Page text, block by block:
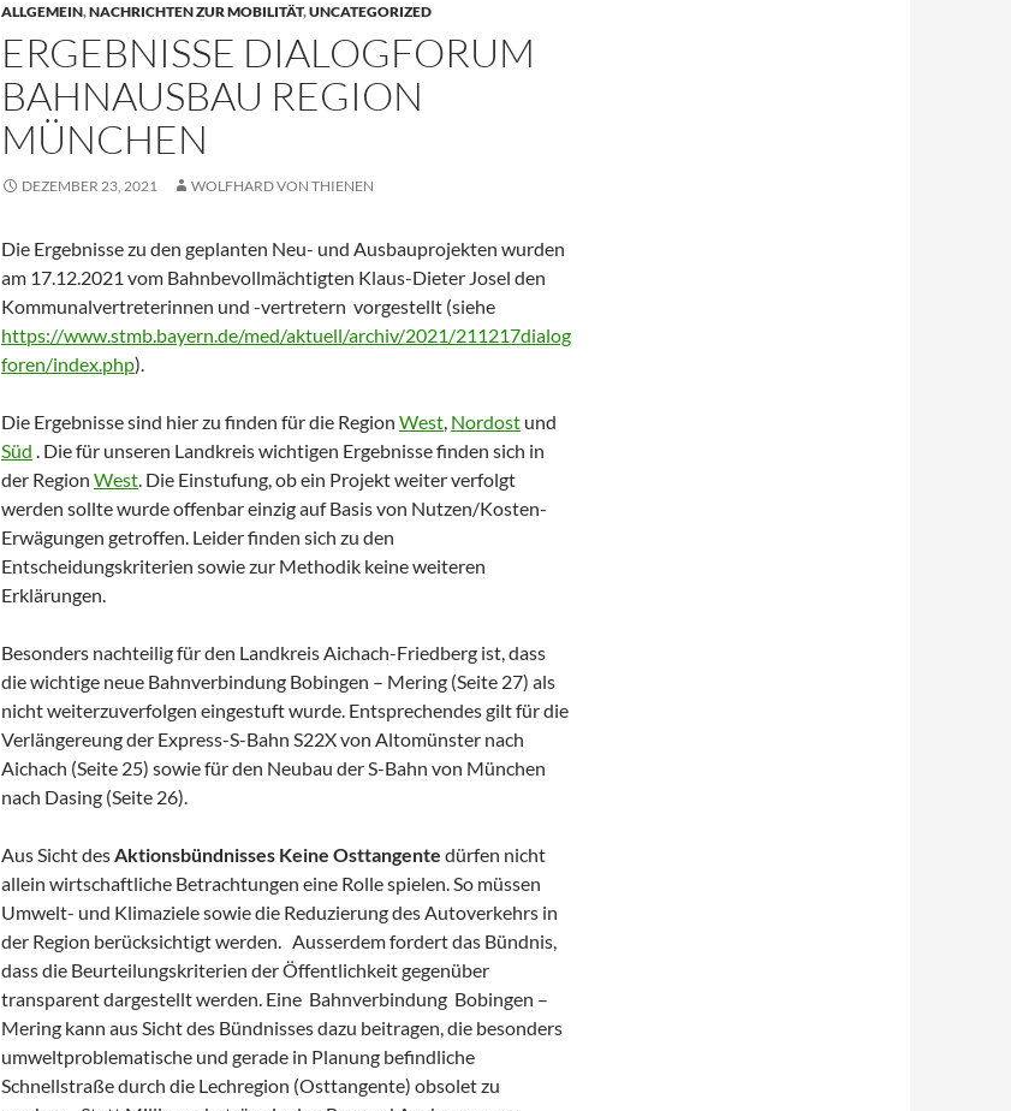
ALLGEMEIN,NACHRICHTEN ZUR MOBILITÄT,UNCATEGORIZED
ERGEBNISSE DIALOGFORUM
BAHNAUSBAU REGION
MÜNCHEN
DEZEMBER 23, 2021 WOLFHARD VON THIENEN
Die Ergebnisse zu den geplanten Neu- und Ausbauprojekten wurden
am 17.12.2021 vom Bahnbevollmächtigten Klaus-Dieter Josel den
Kommunalvertreterinnen und -vertretern vorgestellt (siehe
https://www.stmb.bayern.de/med/aktuell/archiv/2021/211217dialog
foren/index.php).
Die Ergebnisse sind hier zu finden für die Region West, Nordost und
Süd . Die für unseren Landkreis wichtigen Ergebnisse finden sich in
der Region West. Die Einstufung, ob ein Projekt weiter verfolgt
werden sollte wurde offenbar einzig auf Basis von Nutzen/Kosten-
Erwägungen getroffen. Leider finden sich zu den
Entscheidungskriterien sowie zur Methodik keine weiteren
Erklärungen.
Besonders nachteilig für den Landkreis Aichach-Friedberg ist, dass
die wichtige neue Bahnverbindung Bobingen – Mering (Seite 27) als
nicht weiterzuverfolgen eingestuft wurde. Entsprechendes gilt für die
Verlängereung der Express-S-Bahn S22X von Altomünster nach
Aichach (Seite 25) sowie für den Neubau der S-Bahn von München
nach Dasing (Seite 26).
Aus Sicht desAktionsbündnisses Keine Osttangente dürfen nicht
allein wirtschaftliche Betrachtungen eine Rolle spielen. So müssen
Umwelt- und Klimaziele sowie die Reduzierung des Autoverkehrs in
der Region berücksichtigt werden. Ausserdem fordert das Bündnis,
dass die Beurteilungskriterien der Öffentlichkeit gegenüber
transparent dargestellt werden. Eine Bahnverbindung Bobingen –
Mering kann aus Sicht des Bündnisses dazu beitragen, die besonders
umweltproblematische und gerade in Planung befindliche
Schnellstraße durch die Lechregion (Osttangente) obsolet zu